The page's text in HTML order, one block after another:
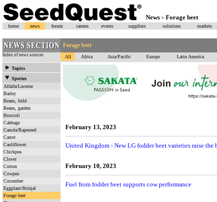
News > Forage beet
home news forum careers events suppliers solutions markets
Forage beet
Index of news sources All Africa Asia/Pacific Europe Latin America
Topics
Species
Alfalfa/Lucerne
Barley
Beans, field
Beans, garden
Broccoli
Cabbage
Canola/Rapeseed
Carrot
Cauliflower
Chickpea
Clover
Cotton
Cowpea
Cucumber
Eggplant/Brinjal
Forage beet
February 13, 2023
United Kingdom - New LG fodder beet varieties raise the
February 10, 2023
Fuel from fodder beet supports cow performance